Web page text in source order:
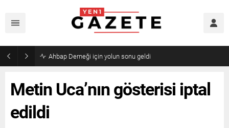
Ahbap Derneği için yolun sonu geldi
Metin Uca’nın gösterisi iptal
edildi